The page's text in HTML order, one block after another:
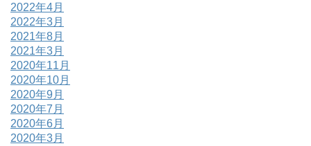
2022年4月
2022年3月
2021年8月
2021年3月
2020年11月
2020年10月
2020年9月
2020年7月
2020年6月
2020年3月